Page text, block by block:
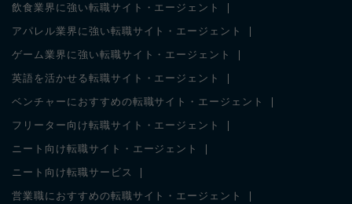
飲食業界に強い転職サイト・エージェント
アパレル業界に強い転職サイト・エージェント
ゲーム業界に強い転職サイト・エージェント
英語を活かせる転職サイト・エージェント
ベンチャーにおすすめの転職サイト・エージェント
フリーター向け転職サイト・エージェント
ニート向け転職サイト・エージェント
ニート向け転職サービス
営業職におすすめの転職サイト・エージェント